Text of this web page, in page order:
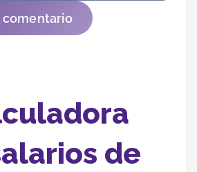
comentario
de